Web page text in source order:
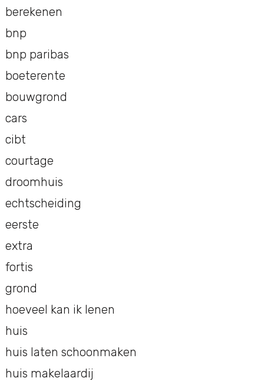
berekenen
bnp
bnp paribas
boeterente
bouwgrond
cars
cibt
courtage
droomhuis
echtscheiding
eerste
extra
fortis
grond
hoeveel kan ik lenen
huis
huis laten schoonmaken
huis makelaardij